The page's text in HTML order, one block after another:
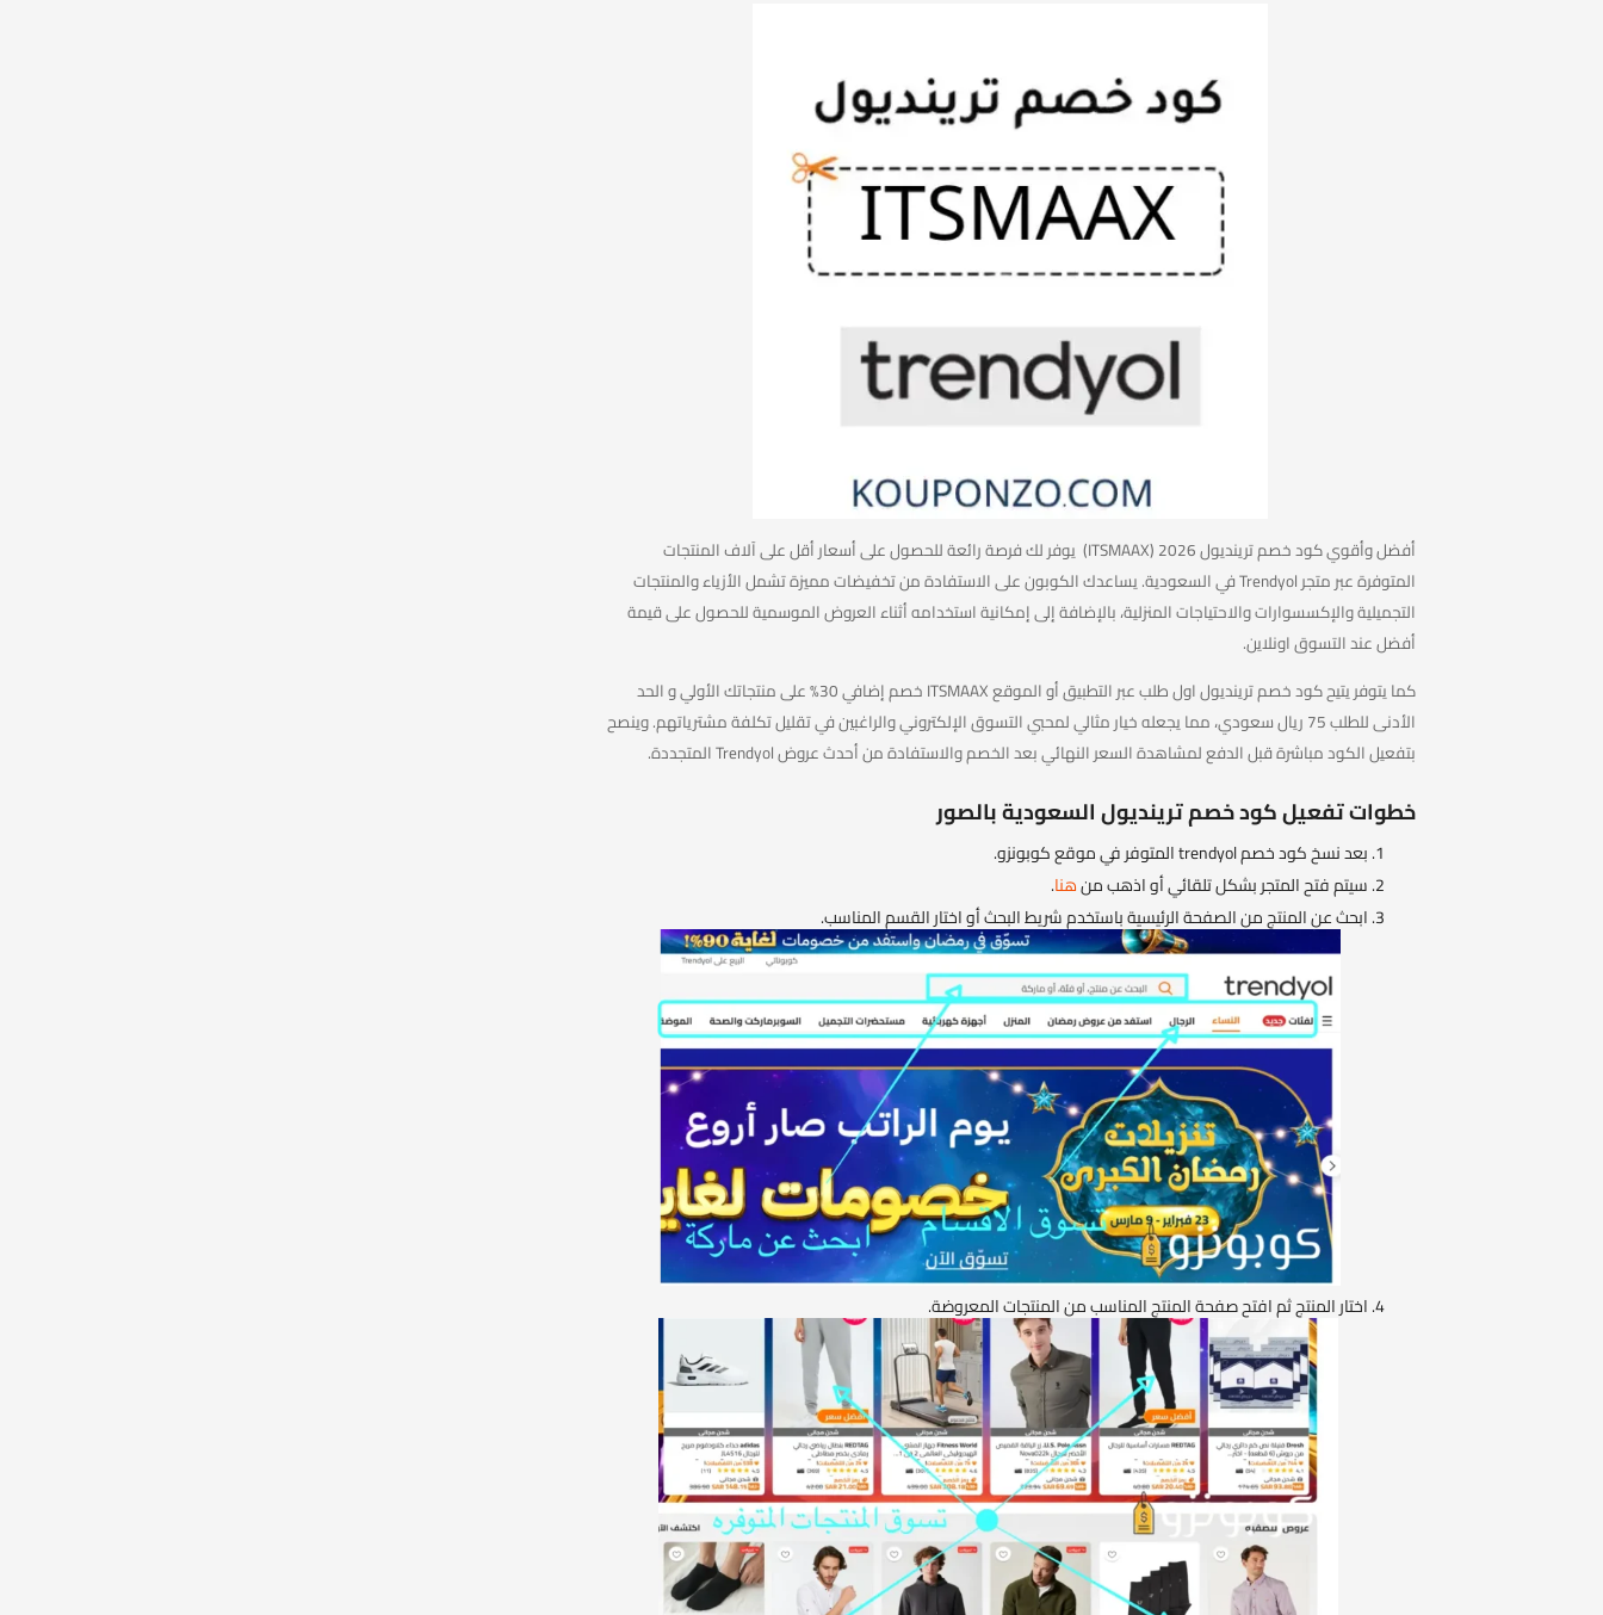
أفضل وأقوي كود خصم ترينديول 2026 (ITSMAAX) يوفر لك فرصة رائعة للحصول على أسعار أقل على آلاف المنتجات
المتوفرة عبر متجر Trendyol في السعودية. يساعدك الكوبون على الاستفادة من تخفيضات مميزة تشمل الأزياء والمنتجات
التجميلية والإكسسوارات والاحتياجات المنزلية، بالإضافة إلى إمكانية استخدامه أثناء العروض الموسمية للحصول على قيمة
أفضل عند التسوق اونلاين.
كما يتوفر يتيح كود خصم ترينديول اول طلب عبر التطبيق أو الموقع ITSMAAX خصم إضافي 30% على منتجاتك الأولي و الحد
الأدنى للطلب 75 ريال سعودي، مما يجعله خيار مثالي لمحبي التسوق الإلكتروني والراغبين في تقليل تكلفة مشترياتهم. وينصح
بتفعيل الكود مباشرة قبل الدفع لمشاهدة السعر النهائي بعد الخصم والاستفادة من أحدث عروض Trendyol المتجددة.
خطوات تفعيل كود خصم ترينديول السعودية بالصور
بعد نسخ كود خصم trendyol المتوفر في موقع كوبونزو.
سيتم فتح المتجر بشكل تلقائي أو اذهب منهنا.
ابحث عن المنتج من الصفحة الرئيسية باستخدم شريط البحث أو اختار القسم المناسب.
اختار المنتج ثم افتح صفحة المنتج المناسب من المنتجات المعروضة.